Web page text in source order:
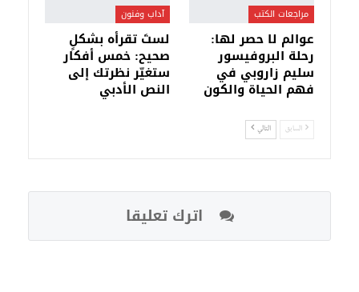
مراجعات الكتب
عوالم لا حصر لها:
رحلة البروفيسور
سليم زاروبي في
فهم الحياة والكون
آداب وفنون
لستَ تقرأه بشكلٍ
صحيح: خمس أفكار
ستغيّر نظرتك إلى
النص الأدبي
السابق التالي
اترك تعليقا